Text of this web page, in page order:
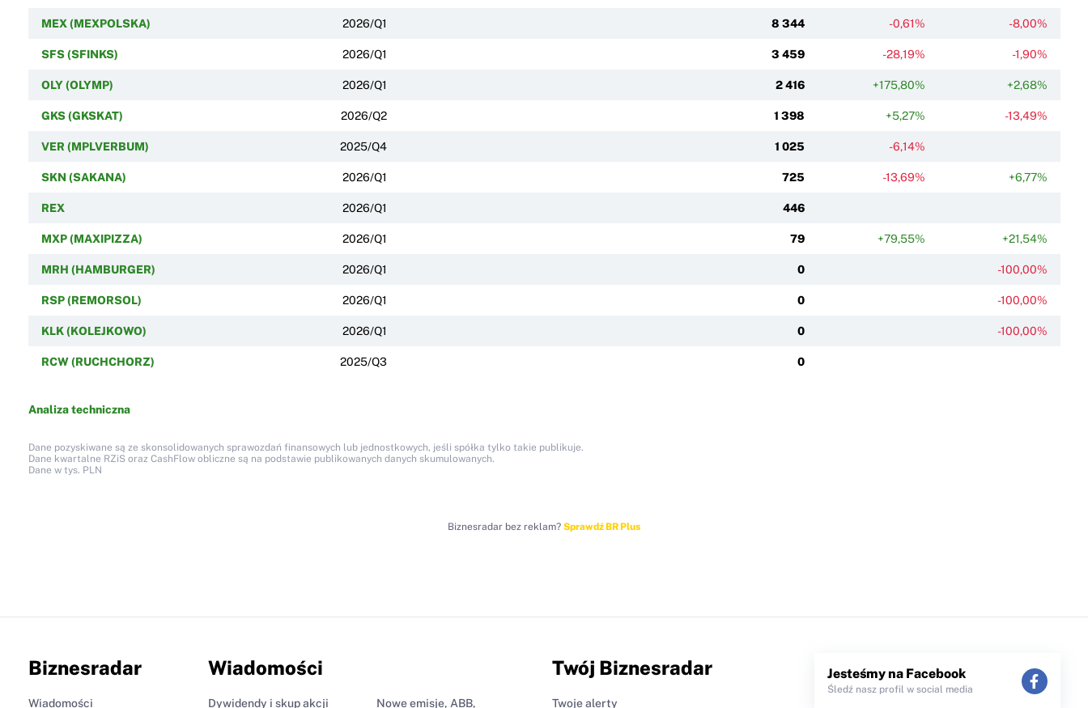
MEX (MEXPOLSKA) 2026/Q1 8 344 -0,61% -8,00%
SFS (SFINKS) 2026/Q1 3 459 -28,19% -1,90%
OLY (OLYMP) 2026/Q1 2 416 +175,80% +2,68%
GKS (GKSKAT) 2026/Q2 1 398 +5,27% -13,49%
VER (MPLVERBUM) 2025/Q4 1 025 -6,14%
SKN (SAKANA) 2026/Q1 725 -13,69% +6,77%
REX 2026/Q1 446
MXP (MAXIPIZZA) 2026/Q1 79 +79,55% +21,54%
MRH (HAMBURGER) 2026/Q1 0 -100,00%
RSP (REMORSOL) 2026/Q1 0 -100,00%
KLK (KOLEJKOWO) 2026/Q1 0 -100,00%
RCW (RUCHCHORZ) 2025/Q3 0
Analiza techniczna
Dane pozyskiwane są ze skonsolidowanych sprawozdań finansowych lub jednostkowych, jeśli spółka tylko takie publikuje.
Dane kwartalne RZiS oraz CashFlow obliczne są na podstawie publikowanych danych skumulowanych.
Dane w tys. PLN
Biznesradar bez reklam? Sprawdź BR Plus
Biznesradar
Wiadomości
Wiadomości
Dywidendy i skup akcji Nowe emisje, ABB,
Twój Biznesradar
Twoje alerty
Jesteśmy na Facebook
Śledź nasz profil w social media